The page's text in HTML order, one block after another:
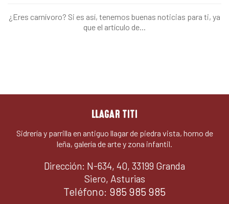
¿Eres carnívoro? Si es así, tenemos buenas noticias para ti, ya
que el artículo de...
LLAGAR TITI
Sidrería y parrilla en antiguo llagar de piedra vista, horno de
leña, galería de arte y zona infantil.
Dirección: N-634, 40, 33199 Granda
Siero, Asturias
Teléfono: 985 985 985